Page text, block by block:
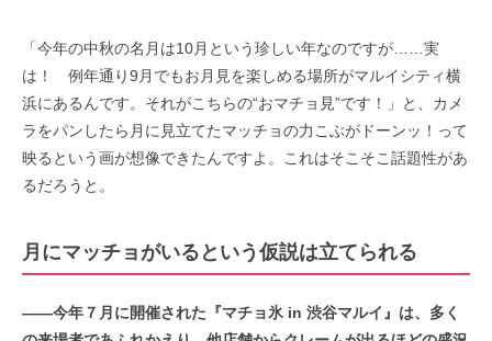
「今年の中秋の名月は10月という珍しい年なのですが……実
は！ 例年通り9月でもお月見を楽しめる場所がマルイシティ横
浜にあるんです。それがこちらの“おマチョ見”です！」と、カメ
ラをパンしたら月に見立てたマッチョの力こぶがドーンッ！って
映るという画が想像できたんですよ。これはそこそこ話題性があ
るだろうと。
月にマッチョがいるという仮説は立てられる
――今年７月に開催された『マチョ氷 in 渋谷マルイ』は、多く